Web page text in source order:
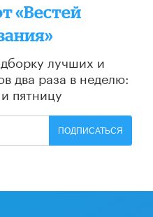
«Вестей
лучших и
два раза в неделю:
пятницу
ПОДПИСАТЬСЯ